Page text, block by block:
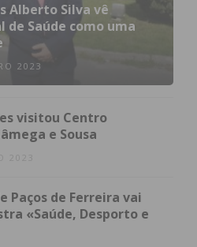
newsletter do
por e-mail e
Alberto Silva vê
de Saúde como uma
2023
visitou Centro
e Sousa
2023
Paços de Ferreira vai
«Saúde, Desporto e